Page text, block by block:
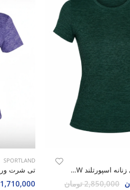
تی شرت ورزشی زنانه اسپورتلند SHIFT Lumin W
2,850,000 تومان
SPORTLAND
1,710,000 تومان